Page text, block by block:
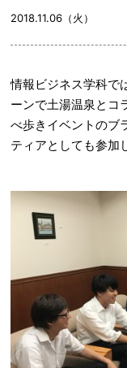
2018.11.06（火）
情報ビジネス学科で
ーンで土湯温泉とコ
べ歩きイベントのブ
ティアとしても参加